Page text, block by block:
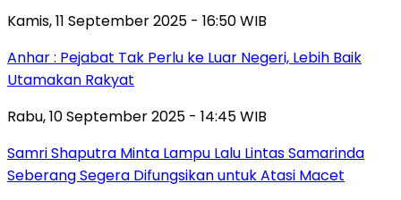
Kamis, 11 September 2025 - 16:50 WIB
Anhar : Pejabat Tak Perlu ke Luar Negeri, Lebih Baik
Utamakan Rakyat
Rabu, 10 September 2025 - 14:45 WIB
Samri Shaputra Minta Lampu Lalu Lintas Samarinda
Seberang Segera Difungsikan untuk Atasi Macet